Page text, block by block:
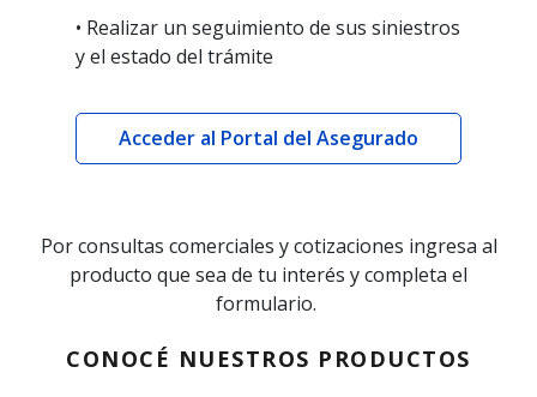
• Realizar un seguimiento de sus siniestros
y el estado del trámite
Acceder al Portal del Asegurado
Por consultas comerciales y cotizaciones ingresa al
producto que sea de tu interés y completa el
formulario.
CONOCÉ NUESTROS PRODUCTOS